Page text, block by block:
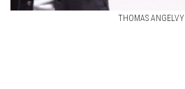
THOMAS ANGELVY